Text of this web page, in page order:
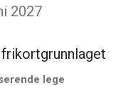
2025
2020
2020
2027
lege